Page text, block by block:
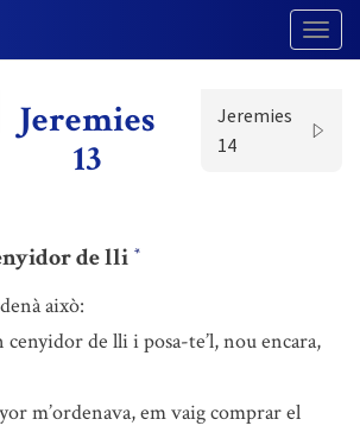
Jeremies
13
Jeremies
14
de lli *
això:
de lli i posa-te’l, nou encara,
m’ordenava, em vaig comprar el